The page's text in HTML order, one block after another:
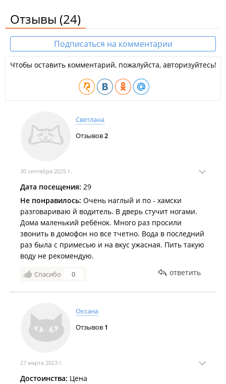
Отзывы (24)
Подписаться на комментарии
Чтобы оставить комментарий, пожалуйста, авторизуйтесь!
Светлана
Отзывов2
30 сентября 2025 г.
Дата посещения: 29
Не понравилось: Очень наглый и по - хамски
разговариваю й водитель. В дверь стучит ногами.
Дома маленький ребёнок. Много раз просили
звонить в домофон но все тчетно. Вода в последний
раз была с примесью и на вкус ужасная. Пить такую
воду не рекомендую.
Спасибо 0 ответить
Оксана
Отзывов 1
27 марта 2023 г.
Достоинства: Цена